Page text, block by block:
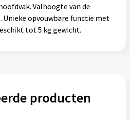
Valhoogte van de
Unieke opvouwbare functie met
tot 5 kg gewicht.
producten